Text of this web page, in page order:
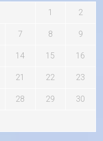
1
2
7 8 9
14 15 16
21 22 23
28 29 30